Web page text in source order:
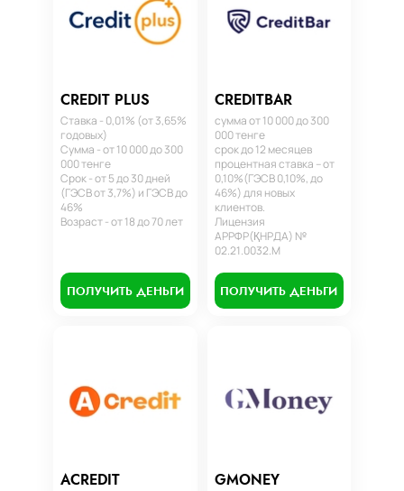
CREDIT PLUS
Ставка - 0,01% (от 3,65%
годовых)
Сумма - от 10 000 до 300
000 тенге
Срок - от 5 до 30 дней
(ГЭСВ от 3,7%) и ГЭСВ до
46%
Возраст - от 18 до 70 лет
ПОЛУЧИТЬ ДЕНЬГИ
CREDITBAR
сумма от 10 000 до 300
000 тенге
срок до 12 месяцев
процентная ставка – от
0,10%(ГЭСВ 0,10%, до
46%) для новых
клиентов.
Лицензия
АРРФР(ҚНРДА) №
02.21.0032.М
ПОЛУЧИТЬ ДЕНЬГИ
ACREDIT GMONEY